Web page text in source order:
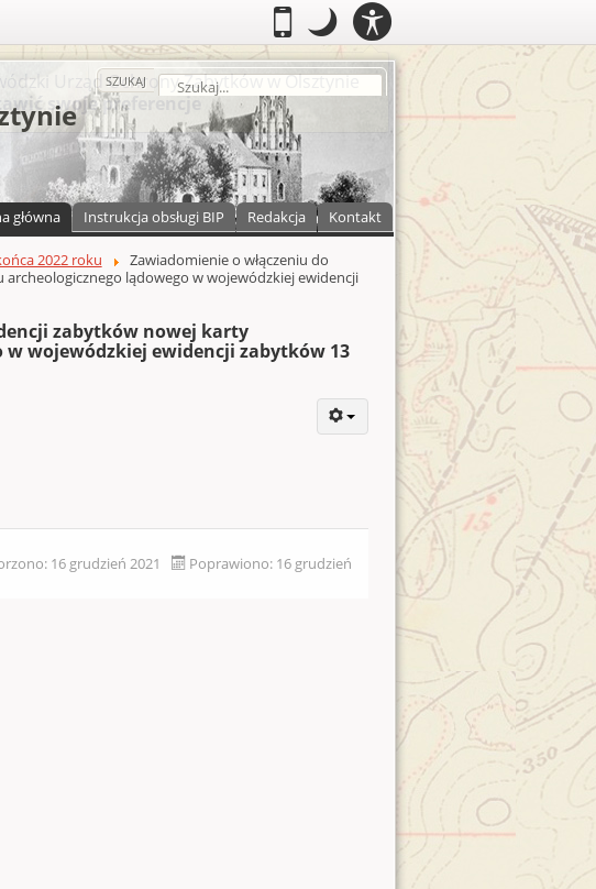
Mobilny
.Przełącz do wersji mobilnej
Tryb
nocny
Tryb nocny: Ten tryb ustawia
Szukaj
SZUKAJ
główna Instrukcja obsługi BIP Redakcja Kontakt
2022 roku
Zawiadomienie o włączeniu do
lądowego w wojewódzkiej ewidencji
zabytków nowej karty
wojewódzkiej ewidencji zabytków 13
16 grudzień 2021
Poprawiono: 16 grudzień